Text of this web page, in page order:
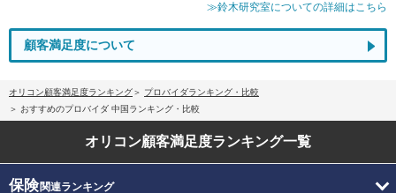
≫鈴木研究室についての詳細はこちら
顧客満足度について
オリコン顧客満足度ランキング
プロバイダランキング・比較
おすすめのプロバイダ 中国ランキング・比較
オリコン顧客満足度ランキング一覧
保険関連ランキング